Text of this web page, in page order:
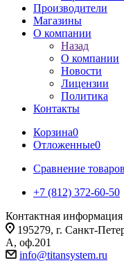
Производители
Магазины
О компании
Назад
О компании
Новости
Лицензии
Политика
Контакты
Корзина0
Отложенные0
Сравнение товаров
+7 (812) 372-60-50
Контактная информация
195279, г. Санкт-
А, оф.201
info@titansystem.ru